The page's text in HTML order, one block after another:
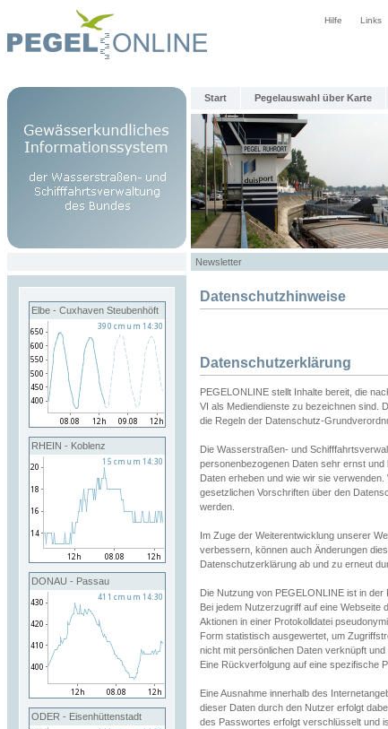
Hilfe Links
Start Pegelauswahl über Karte
Newsletter
Elbe - Cuxhaven Steubenhöft
RHEIN - Koblenz
DONAU - Passau
ODER - Eisenhüttenstadt
Datenschutzhinweise
Datenschutzerklärung
PEGELONLINE stellt Inhalte bereit, die
VI als Mediendienste zu bezeichnen sind.
die Regeln der Datenschutz-
Die Wasserstraßen- und
personenbezogenen Daten sehr ernst
Daten erheben und wie wir sie
gesetzlichen Vorschriften über den
werden.
Im Zuge der Weiterentwicklung unserer
verbessern, können auch Änderungen
Datenschutzerklärung ab und zu erneut
Die Nutzung von PEGELONLINE ist in
Bei jedem Nutzerzugriff auf eine
Aktionen in einer Protokolldatei
Form statistisch ausgewertet, um
nicht mit persönlichen Daten verknüpft
Eine Rückverfolgung auf eine spezifische
Eine Ausnahme innerhalb des
dieser Daten durch den Nutzer erfolgt
des Passwortes erfolgt verschlüsselt und